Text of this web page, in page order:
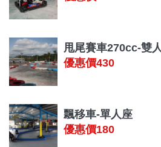
甩尾賽車270cc-雙
優惠價430
飄移車-單人座
優惠價180